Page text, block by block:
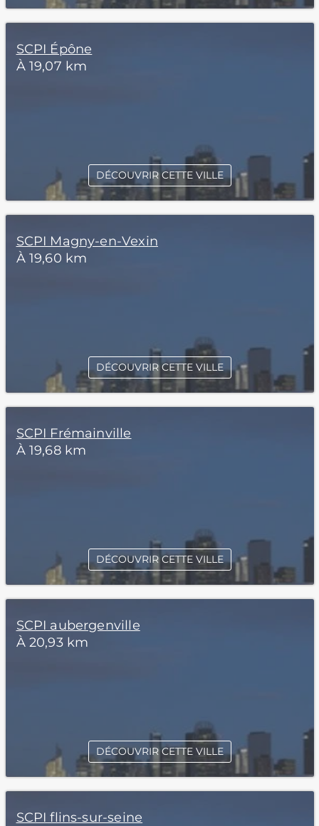
SCPI Épône
À 19,07 km
DÉCOUVRIR CETTE VILLE
SCPI Magny-en-Vexin
À 19,60 km
DÉCOUVRIR CETTE VILLE
SCPI Frémainville
À 19,68 km
DÉCOUVRIR CETTE VILLE
SCPI aubergenville
À 20,93 km
DÉCOUVRIR CETTE VILLE
SCPI flins-sur-seine